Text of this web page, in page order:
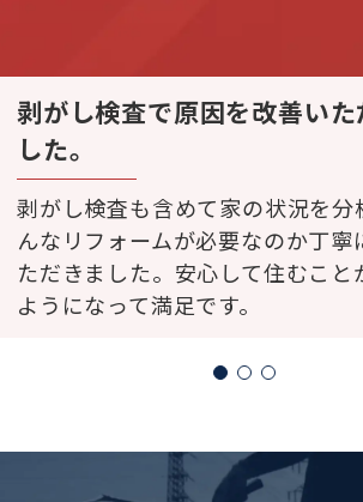
剥がし検査で原因を改善いた
した。
剥がし検査も含めて家の状況を分
んなリフォームが必要なのか丁寧
ただきました。安心して住むこと
ようになって満足です。